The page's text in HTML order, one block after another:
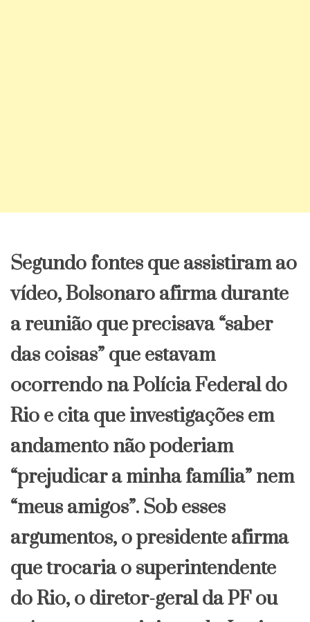
Segundo fontes que assistiram ao
vídeo, Bolsonaro afirma durante
a reunião que precisava “saber
das coisas” que estavam
ocorrendo na Polícia Federal do
Rio e cita que investigações em
andamento não poderiam
“prejudicar a minha família” nem
“meus amigos”. Sob esses
argumentos, o presidente afirma
que trocaria o superintendente
do Rio, o diretor-geral da PF ou